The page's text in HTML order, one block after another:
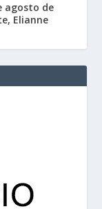
agosto de
Elianne